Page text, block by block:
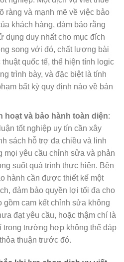
ràng và mạnh mẽ về việc bảo
khách hàng, đảm bảo rằng
dụng duy nhất cho mục đích
song với đó, chất lượng bài
quốc tế, thể hiện tính logic
trình bày, và đặc biệt là tính
bất kỳ quy định nào về bản
hoạt và bảo hành toàn diện:
tốt nghiệp uy tín cần xây
sách hỗ trợ đa chiều và linh
mọi yêu cầu chỉnh sửa và phản
suốt quá trình thực hiện. Bên
hành cần được thiết kế một
đảm bảo quyền lợi tối đa cho
cam kết chỉnh sửa không
đạt yêu cầu, hoặc thậm chí là
trong trường hợp không thể đáp
thuận trước đó.